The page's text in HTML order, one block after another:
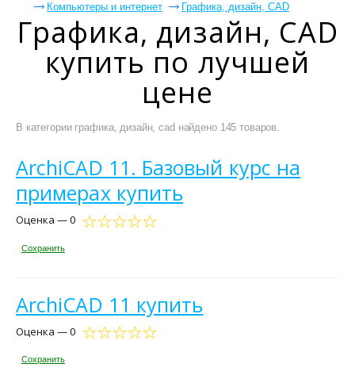
Компьютеры и интернет
Графика, дизайн, CAD
Графика, дизайн, CAD
купить по лучшей
цене
В категории графика, дизайн, cad найдено 145 товаров.
ArchiCAD 11. Базовый курс на
примерах купить
Оценка — 0
Сохранить
ArchiCAD 11 купить
Оценка — 0
Сохранить